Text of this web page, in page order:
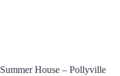
Summer House – Pollyville